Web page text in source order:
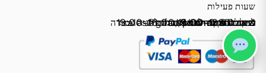
שעות פעילות
כתובת: אחד העם 5, רחובות
א׳-ה׳ 19:00-16:00,14:00-9:30
שישי 9:00-13:00
שבת סגור
מייל:sales@giladiphone.co.il
מיקום חנייה: יש אפשרות לחניה צמודה
לחנות התקשרו ואדאג לזה.
*נא להתקשר לפני הגעה